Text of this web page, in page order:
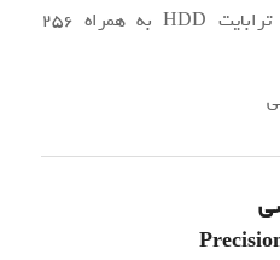
حافظه داخلی: یک ترابایت HDD به همراه 256